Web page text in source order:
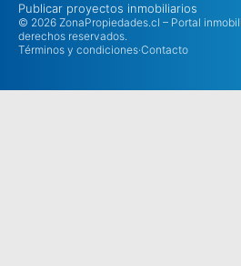
Publicar proyectos inmobiliarios
© 2026 ZonaPropiedades.cl – Portal
derechos reservados.
Términos y condiciones·Contacto